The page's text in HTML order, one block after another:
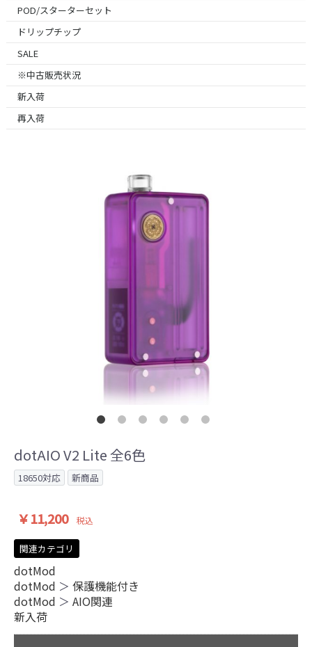
POD/スターターセット
ドリップチップ
SALE
※中古販売状況
新入荷
再入荷
dotAIO V2 Lite 全6色
18650対応 新商品
￥11,200 税込
関連カテゴリ
dotMod
dotMod ＞ 保護機能付き
dotMod ＞ AIO関連
新入荷